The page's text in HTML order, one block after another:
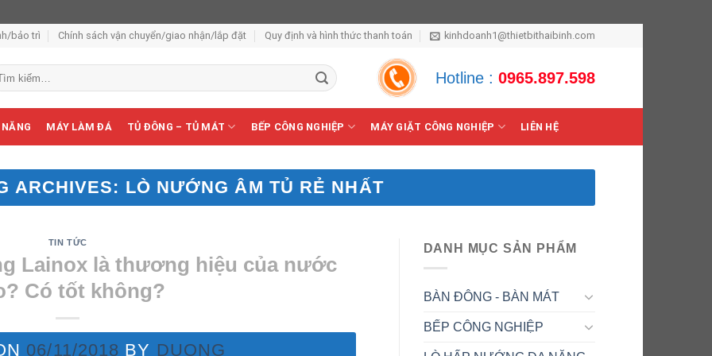
bảo trì Chính sách vận chuyển/giao nhận/lắp đặt Quy định và hình thức thanh toán kinhdoanh1@thietbithaibinh.com
Hotline : 0965.897.598
MÁY LÀM ĐÁ TỦ ĐÔNG – TỦ MÁT BẾP CÔNG NGHIỆP MÁY GIẶT CÔNG NGHIỆP LIÊN HỆ
ARCHIVES: LÒ NƯỚNG ÂM TỦ RẺ NHẤT
TIN TỨC
Lainox là thương hiệu của nước
Có tốt không?
06/11/2018 BY DUONG
DANH MỤC SẢN PHẨM
BÀN ĐÔNG - BÀN MÁT
BẾP CÔNG NGHIỆP